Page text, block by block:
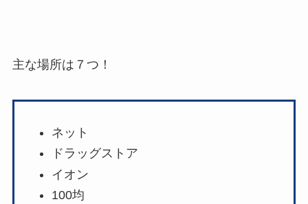
主な場所は７つ！
ネット
ドラッグストア
イオン
100均